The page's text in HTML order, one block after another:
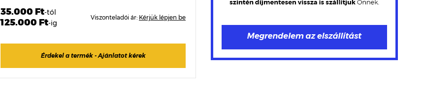
35.000 Ft-tól
125.000 Ft-ig
Viszonteladói ár: Kérjük lépjen be
Érdekel a termék - Ajánlatot kérek